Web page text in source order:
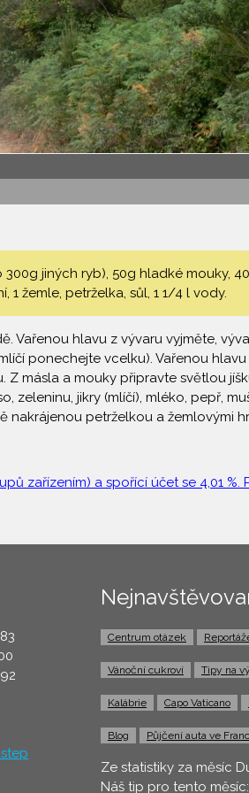
jiných ryb), 50g hladké mouky,
žemle, petrželka, sůl, 1 1/4 l vody.
Vařenou hlavu z vývaru vyjměte,
ponechejte vcelku). Vařenou
másla a mouky připravte světlou
zeleninu, jikry (mlíčí), mléko, pepř,
petrželkou a žemlovými
zařízením) a spořící účet se 4,01
Centrum otázek
Vánoční cukroví Tipy na
Kalábrie Capo Vaticano
Blog Půjčení auta ve
Ze statistiky za měsíc
Náš tip pro tento měsíc: